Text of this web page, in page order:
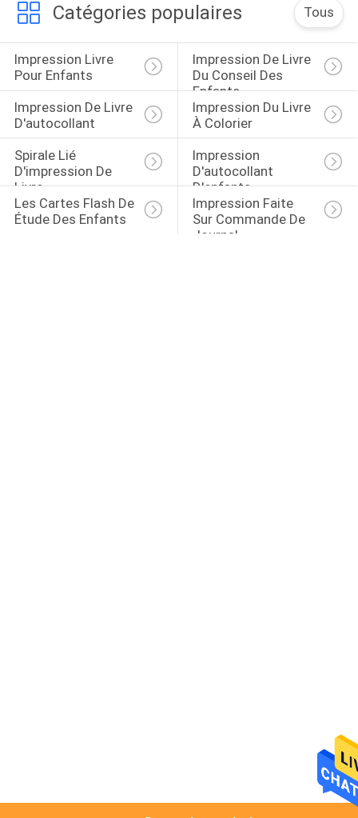
Catégories populaires Tous
Impression Livre
Pour Enfants
Impression De Livre
Du Conseil Des
Enfants
Impression De Livre
D'autocollant
Impression Du Livre
À Colorier
Spirale Lié
D'impression De
Livre
Impression
D'autocollant
D'enfants
Les Cartes Flash De
Étude Des Enfants
Impression Faite
Sur Commande De
Journal